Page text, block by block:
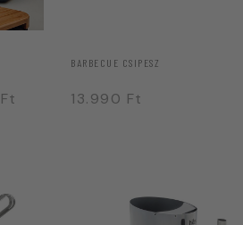
Ft
BARBECUE CSIPESZ
13.990 Ft